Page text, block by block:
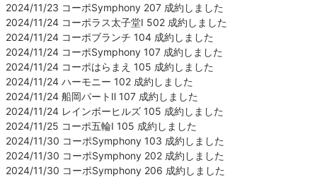
2024/11/23 コーポSymphony 207 成約しました
2024/11/24 コーポラス太子堂Ⅰ 502 成約しました
2024/11/24 コーポブランチ 104 成約しました
2024/11/24 コーポSymphony 107 成約しました
2024/11/24 コーポはらまえ 105 成約しました
2024/11/24 ハーモニー 102 成約しました
2024/11/24 船岡パートⅡ 107 成約しました
2024/11/24 レインボーヒルズ 105 成約しました
2024/11/25 コーポ五輪Ⅰ 105 成約しました
2024/11/30 コーポSymphony 103 成約しました
2024/11/30 コーポSymphony 202 成約しました
2024/11/30 コーポSymphony 206 成約しました